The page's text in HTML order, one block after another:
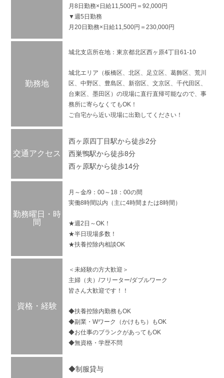
月8日勤務×日給11,500円＝92,000円
▼週5日勤務
月20日勤務×日給11,500円＝230,000円
勤務地
城北支店所在地：東京都北区西ヶ原4丁目61-10
城北エリア（板橋区、北区、足立区、葛飾区、荒川
区、中野区、豊島区、新宿区、文京区、千代田区、
台東区、墨田区）の現場に直行直帰可能なので、事
務所に寄らなくてもOK！
ご自宅から近い現場に出勤してください！
交通アクセス
西ヶ原四丁目駅から徒歩2分
西巣鴨駅から徒歩8分
西ヶ原駅から徒歩14分
勤務曜日・時
間
月～金/9：00～18：00の間
実働8時間以内（主に4時間または8時間）
★週2日～OK！
★半日現場多数！
★扶養控除内相談OK
資格・経験
＜未経験の方大歓迎＞
主婦（夫）/フリーター/ダブルワーク
皆さん大歓迎です！！
◆扶養控除内勤務もOK
◆副業・Wワーク（かけもち）もOK
◆お仕事のブランクがあってもOK
◆無資格・学歴不問
◆制服貸与